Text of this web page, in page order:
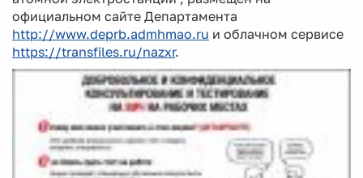
официальном сайте Департамента
http://www.deprb.admhmao.ru и облачном сервисе
https://transfiles.ru/nazxr.